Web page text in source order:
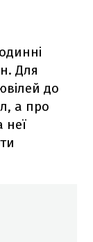
Для
до
а про
неї